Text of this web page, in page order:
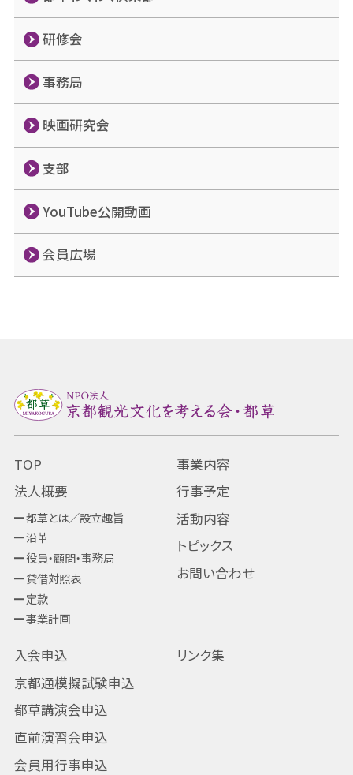
研修会
事務局
映画研究会
支部
YouTube公開動画
会員広場
TOP
法人概要
都草とは／設立趣旨
沿革
役員・顧問・事務局
貸借対照表
定款
事業計画
事業内容
行事予定
活動内容
トピックス
お問い合わせ
入会申込
京都通模擬試験申込
都草講演会申込
直前演習会申込
会員用行事申込
リンク集